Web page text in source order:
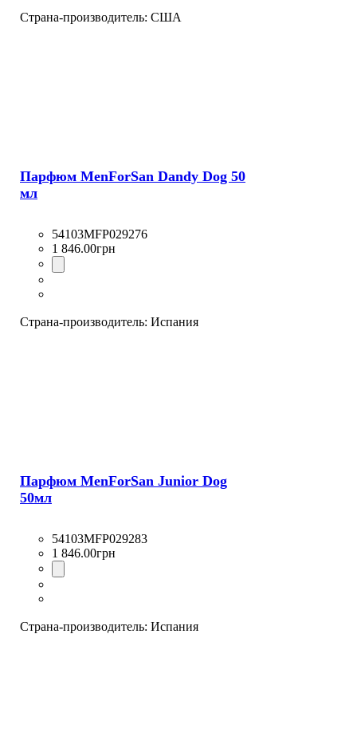
Страна-производитель: США
Парфюм MenForSan Dandy Dog 50
мл
54103MFP029276
1 846.00грн
Страна-производитель: Испания
Парфюм MenForSan Junior Dog
50мл
54103MFP029283
1 846.00грн
Страна-производитель: Испания